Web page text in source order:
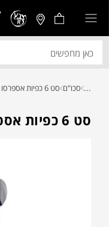
... סכו"ם סט 6 כפיות אספרסו MOOD
סט 6 כפיות אספרסו MOOD